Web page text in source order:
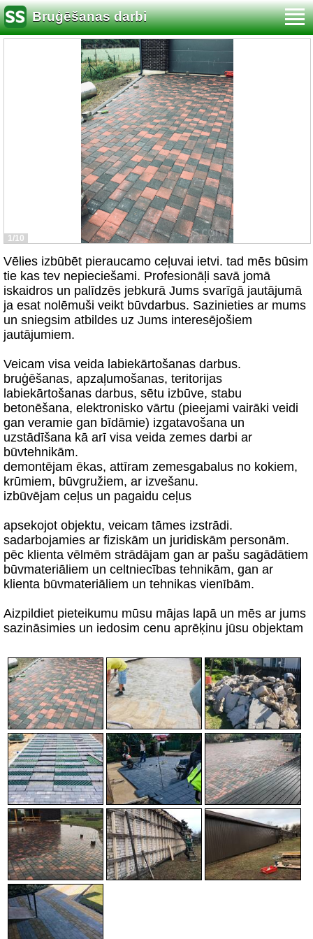
Bruģēšanas darbi
1/10
Vēlies izbūbēt pieraucamo ceļuvai ietvi. tad mēs būsim
tie kas tev nepieciešami. Profesionāļi savā jomā
iskaidros un palīdzēs jebkurā Jums svarīgā jautājumā
ja esat nolēmuši veikt būvdarbus. Sazinieties ar mums
un sniegsim atbildes uz Jums interesējošiem
jautājumiem.
Veicam visa veida labiekārtošanas darbus.
bruģēšanas, apzaļumošanas, teritorijas
labiekārtošanas darbus, sētu izbūve, stabu
betonēšana, elektronisko vārtu (pieejami vairāki veidi
gan veramie gan bīdāmie) izgatavošana un
uzstādīšana kā arī visa veida zemes darbi ar
būvtehnikām.
demontējam ēkas, attīram zemesgabalus no kokiem,
krūmiem, būvgružiem, ar izvešanu.
izbūvējam ceļus un pagaidu ceļus
apsekojot objektu, veicam tāmes izstrādi.
sadarbojamies ar fiziskām un juridiskām personām.
pēc klienta vēlmēm strādājam gan ar pašu sagādātiem
būvmateriāliem un celtniecības tehnikām, gan ar
klienta būvmateriāliem un tehnikas vienībām.
Aizpildiet pieteikumu mūsu mājas lapā un mēs ar jums
sazināsimies un iedosim cenu aprēķinu jūsu objektam